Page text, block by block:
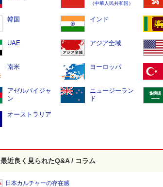
（中華人民共和国）
韓国 インド
UAE アジア全域
南米 ヨーロッパ
アゼルバイジャ
ン
ニュージーラン
ド
オーストラリア
最近良く見られたQ&A / コラム
日本カルチャーの存在感